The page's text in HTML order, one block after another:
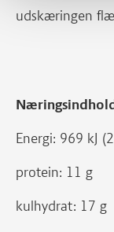
udskæringen
Energi: 969 kJ
protein: 11 g
kulhydrat: 17 g